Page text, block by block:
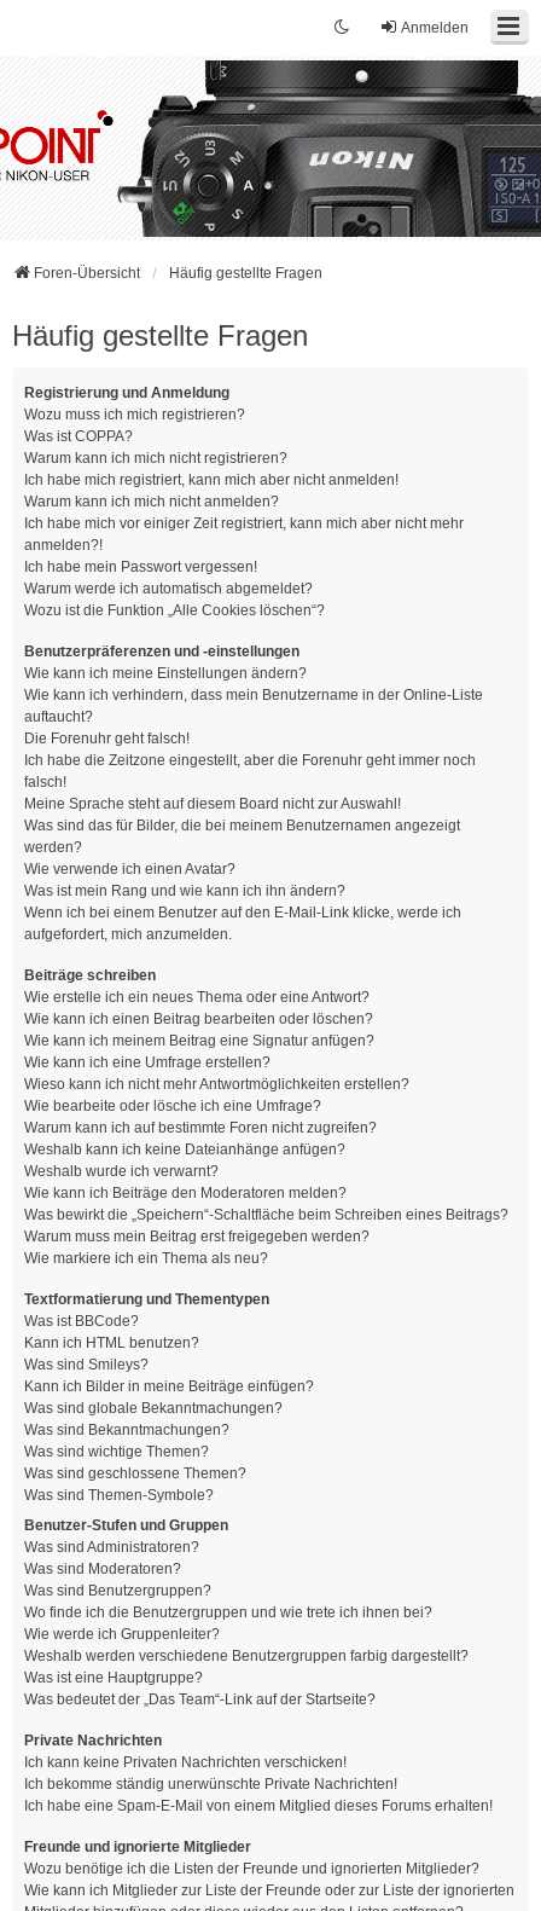
Anmelden
Foren-Übersicht Häufig gestellte Fragen
Häufig gestellte Fragen
Registrierung und Anmeldung
Wozu muss ich mich registrieren?
Was ist COPPA?
Warum kann ich mich nicht registrieren?
Ich habe mich registriert, kann mich aber nicht anmelden!
Warum kann ich mich nicht anmelden?
Ich habe mich vor einiger Zeit registriert, kann mich aber nicht mehr
anmelden?!
Ich habe mein Passwort vergessen!
Warum werde ich automatisch abgemeldet?
Wozu ist die Funktion „Alle Cookies löschen“?
Benutzerpräferenzen und -einstellungen
Wie kann ich meine Einstellungen ändern?
Wie kann ich verhindern, dass mein Benutzername in der Online-Liste
auftaucht?
Die Forenuhr geht falsch!
Ich habe die Zeitzone eingestellt, aber die Forenuhr geht immer noch
falsch!
Meine Sprache steht auf diesem Board nicht zur Auswahl!
Was sind das für Bilder, die bei meinem Benutzernamen angezeigt
werden?
Wie verwende ich einen Avatar?
Was ist mein Rang und wie kann ich ihn ändern?
Wenn ich bei einem Benutzer auf den E-Mail-Link klicke, werde ich
aufgefordert, mich anzumelden.
Beiträge schreiben
Wie erstelle ich ein neues Thema oder eine Antwort?
Wie kann ich einen Beitrag bearbeiten oder löschen?
Wie kann ich meinem Beitrag eine Signatur anfügen?
Wie kann ich eine Umfrage erstellen?
Wieso kann ich nicht mehr Antwortmöglichkeiten erstellen?
Wie bearbeite oder lösche ich eine Umfrage?
Warum kann ich auf bestimmte Foren nicht zugreifen?
Weshalb kann ich keine Dateianhänge anfügen?
Weshalb wurde ich verwarnt?
Wie kann ich Beiträge den Moderatoren melden?
Was bewirkt die „Speichern“-Schaltfläche beim Schreiben eines Beitrags?
Warum muss mein Beitrag erst freigegeben werden?
Wie markiere ich ein Thema als neu?
Textformatierung und Thementypen
Was ist BBCode?
Kann ich HTML benutzen?
Was sind Smileys?
Kann ich Bilder in meine Beiträge einfügen?
Was sind globale Bekanntmachungen?
Was sind Bekanntmachungen?
Was sind wichtige Themen?
Was sind geschlossene Themen?
Was sind Themen-Symbole?
Benutzer-Stufen und Gruppen
Was sind Administratoren?
Was sind Moderatoren?
Was sind Benutzergruppen?
Wo finde ich die Benutzergruppen und wie trete ich ihnen bei?
Wie werde ich Gruppenleiter?
Weshalb werden verschiedene Benutzergruppen farbig dargestellt?
Was ist eine Hauptgruppe?
Was bedeutet der „Das Team“-Link auf der Startseite?
Private Nachrichten
Ich kann keine Privaten Nachrichten verschicken!
Ich bekomme ständig unerwünschte Private Nachrichten!
Ich habe eine Spam-E-Mail von einem Mitglied dieses Forums erhalten!
Freunde und ignorierte Mitglieder
Wozu benötige ich die Listen der Freunde und ignorierten Mitglieder?
Wie kann ich Mitglieder zur Liste der Freunde oder zur Liste der ignorierten